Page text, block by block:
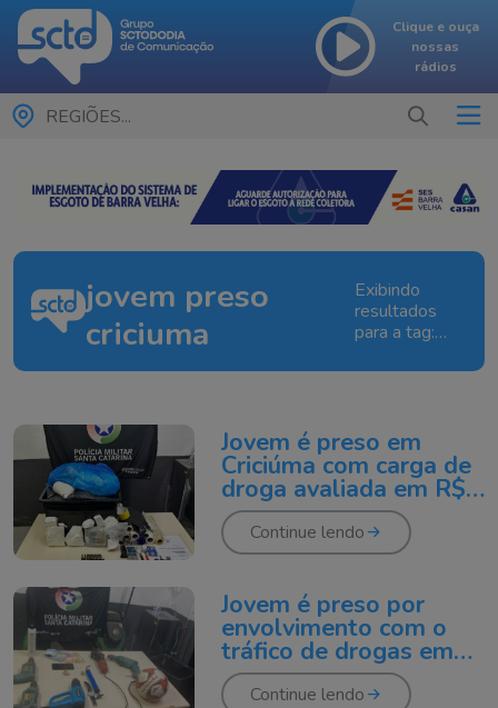
Clique e ouça
nossas
rádios
REGIÕES...
jovem preso
criciuma
Exibindo
resultados
para a tag:
criciuma
Jovem é preso em
Criciúma com carga de
droga avaliada em R$
100 mil
Continue lendo
Jovem é preso por
envolvimento com o
tráfico de drogas em
Criciúma
Continue lendo